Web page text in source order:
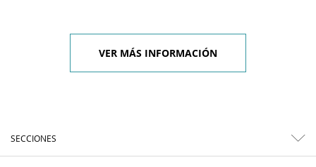
VER MÁS INFORMACIÓN
SECCIONES